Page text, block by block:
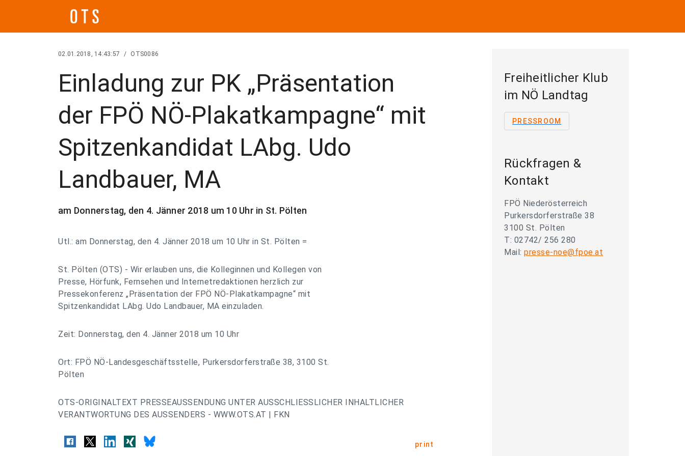
02.01.2018, 14:43:57 / OTS0086
Einladung zur PK „Präsentation
der FPÖ NÖ-Plakatkampagne“ mit
Spitzenkandidat LAbg. Udo
Landbauer, MA
am Donnerstag, den 4. Jänner 2018 um 10 Uhr in St. Pölten
Utl.: am Donnerstag, den 4. Jänner 2018 um 10 Uhr in St. Pölten =
St. Pölten (OTS) - Wir erlauben uns, die Kolleginnen und Kollegen von
Presse, Hörfunk, Fernsehen und Internetredaktionen herzlich zur
Pressekonferenz „Präsentation der FPÖ NÖ-Plakatkampagne“ mit
Spitzenkandidat LAbg. Udo Landbauer, MA einzuladen.
Zeit: Donnerstag, den 4. Jänner 2018 um 10 Uhr
Ort: FPÖ NÖ-Landesgeschäftsstelle, Purkersdorferstraße 38, 3100 St.
Pölten
OTS-ORIGINALTEXT PRESSEAUSSENDUNG UNTER AUSSCHLIESSLICHER INHALTLICHER
VERANTWORTUNG DES AUSSENDERS - WWW.OTS.AT | FKN
print
Freiheitlicher Klub
im NÖ Landtag
PRESSROOM
Rückfragen &
Kontakt
FPÖ Niederösterreich
Purkersdorferstraße 38
3100 St. Pölten
T: 02742/ 256 280
Mail: presse-noe@fpoe.at